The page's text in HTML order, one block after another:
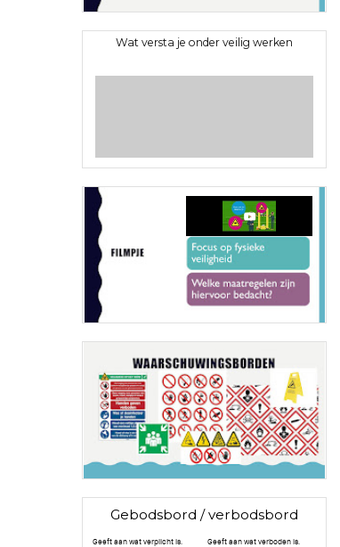
Wat versta je onder veilig werken
Gebodsbord / verbodsbord
Geeft aan wat verplicht is. Geeft aan wat verboden is.